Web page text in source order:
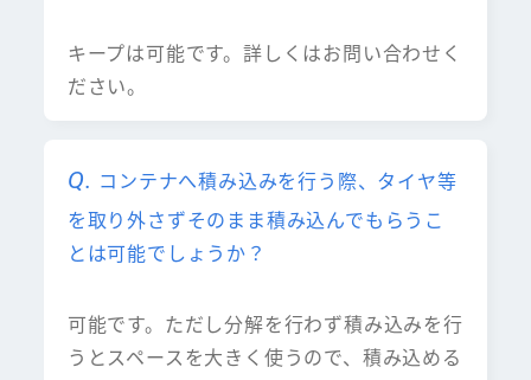
キープは可能です。詳しくはお問い合わせく
ださい。
コンテナへ積み込みを行う際、タイヤ等
を取り外さずそのまま積み込んでもらうこ
とは可能でしょうか？
可能です。ただし分解を行わず積み込みを行
うとスペースを大きく使うので、積み込める